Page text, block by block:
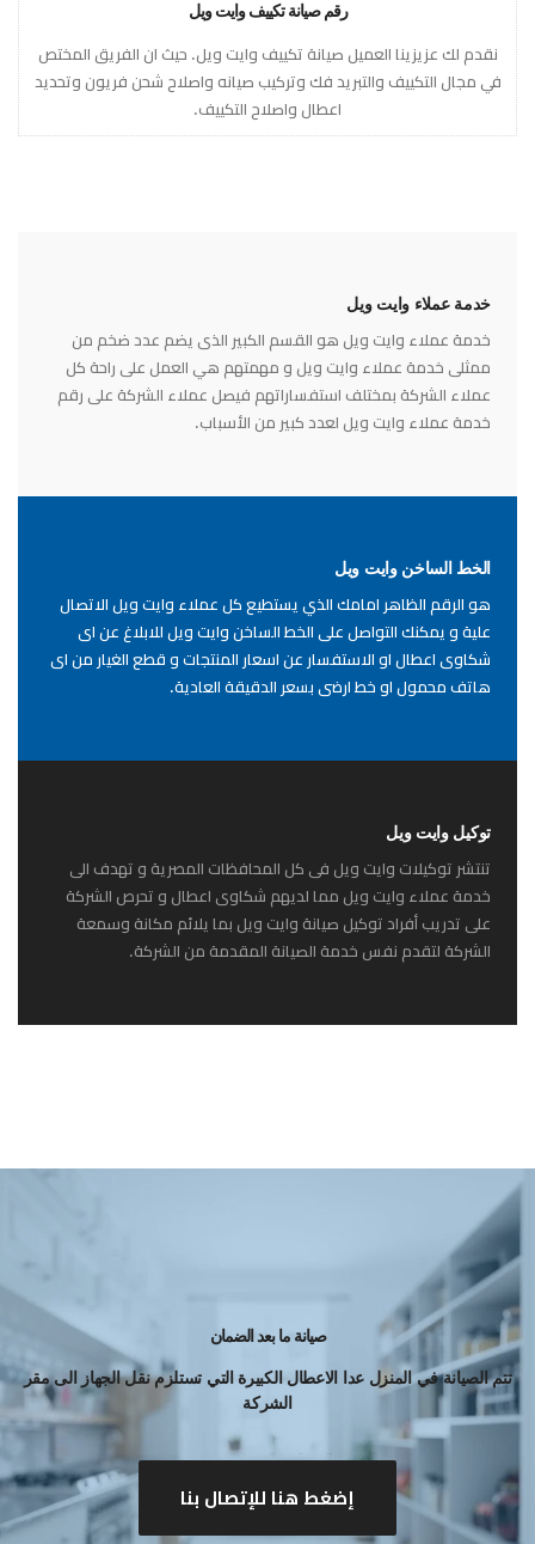
رقم صيانة تكييف وايت ويل
نقدم لك عزيزينا العميل صيانة تكييف وايت ويل. حيث ان الفريق المختص
في مجال التكييف والتبريد فك وتركيب صيانه واصلاح شحن فريون وتحديد
اعطال واصلاح التكييف.
خدمة عملاء وايت ويل
خدمة عملاء وايت ويل هو القسم الكبير الذى يضم عدد ضخم من
ممثلى خدمة عملاء وايت ويل و مهمتهم هي العمل على راحة كل
عملاء الشركة بمختلف استفساراتهم فيصل عملاء الشركة على رقم
خدمة عملاء وايت ويل لعدد كبير من الأسباب.
الخط الساخن وايت ويل
هو الرقم الظاهر امامك الذي يستطيع كل عملاء وايت ويل الاتصال
علية و يمكنك التواصل على الخط الساخن وايت ويل للابلاغ عن اى
شكاوى اعطال او الاستفسار عن اسعار المنتجات و قطع الغيار من اى
هاتف محمول او خط ارضى بسعر الدقيقة العادية.
توكيل وايت ويل
تنتشر توكيلات وايت ويل فى كل المحافظات المصرية و تهدف الى
خدمة عملاء وايت ويل مما لديهم شكاوى اعطال و تحرص الشركة
على تدريب أفراد توكيل صيانة وايت ويل بما يلائم مكانة وسمعة
الشركة لتقدم نفس خدمة الصيانة المقدمة من الشركة.
صيانة ما بعد الضمان
تتم الصيانة في المنزل عدا الاعطال الكبيرة التي تستلزم نقل الجهاز الى مقر
الشركة
إضغط هنا للإتصال بنا